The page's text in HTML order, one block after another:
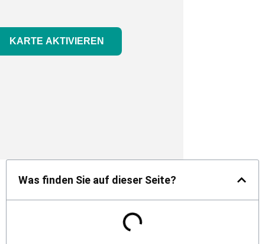
KARTE AKTIVIEREN
Was finden Sie auf dieser Seite?